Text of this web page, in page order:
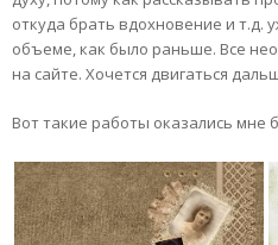
откуда брать вдохновение и т.д.
объеме, как было раньше. Все
на сайте. Хочется двигаться
Вот такие работы оказались мне